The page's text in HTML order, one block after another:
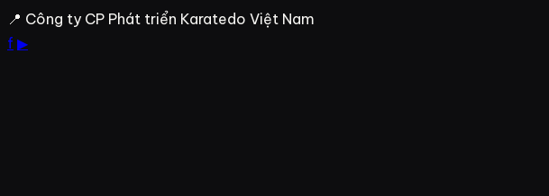
Bỏ
qua
📍 Công ty CP Phát triển Karatedo Việt Nam
f ▶